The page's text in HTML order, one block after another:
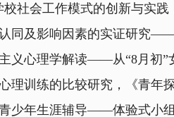
会工作模式的创新与实践
及影响因素的实证研究——
心理学解读——从“8月初”女
训练的比较研究，《青年探
年生涯辅导——体验式小组